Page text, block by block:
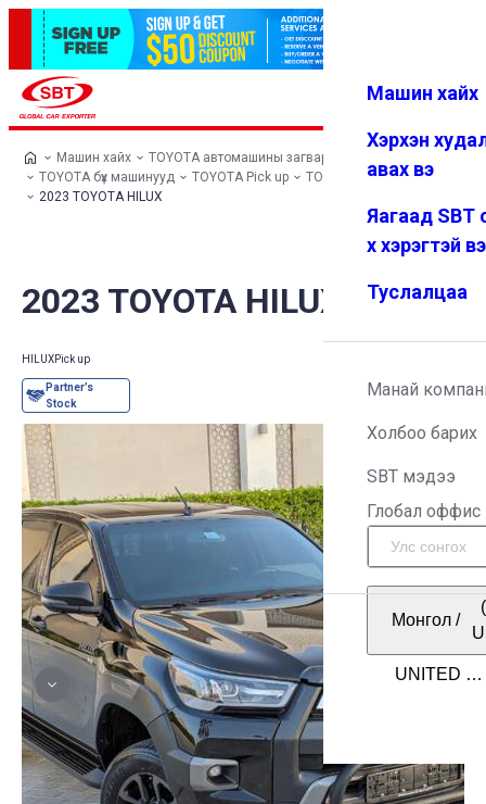
Дуртай Цэс
Машин хайх
Хэрхэн
авах вэ
Яагаад SBT
х хэрэгтэй
Туслалцаа
Манай
Холбоо барих
SBT мэдээ
Глобал оффис
Монгол /
Машин хайх
TOYOTA автомашины загварууд
TOYOTA бүх машинууд
TOYOTA Pick up
TOYOTA HILUX
2023 TOYOTA HILUX
2023 TOYOTA HILUX
HILUXPick up